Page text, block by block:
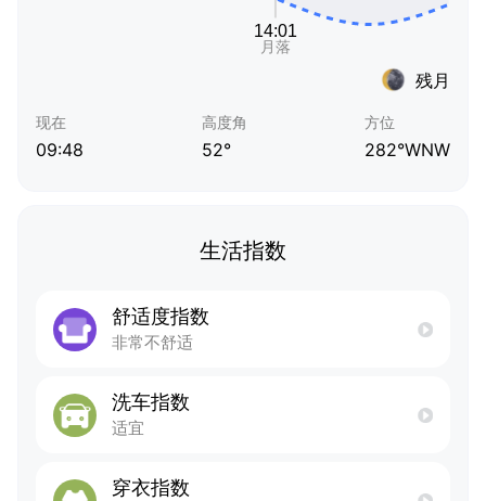
残月
现在
09:48
高度角
52°
方位
282°WNW
生活指数
舒适度指数
非常不舒适
洗车指数
适宜
穿衣指数